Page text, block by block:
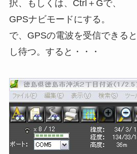
択、もしくは、Ctrl＋Gで、
GPSナビモードにする。
で、GPSの電波を受信できる
し待つ。すると・・・